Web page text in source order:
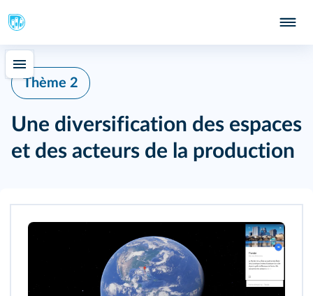
Thème 2
Une diversification des espaces
et des acteurs de la production